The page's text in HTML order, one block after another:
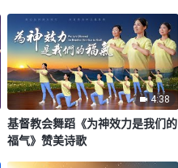
4:38
基督教会舞蹈《为神效力是我们的
福气》赞美诗歌